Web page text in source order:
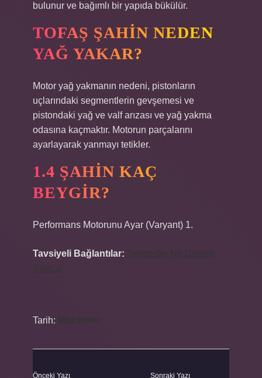
bulunur ve bağımlı bir yapıda bükülür.
TOFAŞ ŞAHIN NEDEN
YAĞ YAKAR?
Motor yağ yakmanın nedeni, pistonların
uçlarındaki segmentlerin gevşemesi ve
pistondaki yağ ve valf arızası ve yağ yakma
odasına kaçmaktır. Motorun parçalarını
ayarlayarak yanmayı tetikler.
1.4 ŞAHIN KAÇ
BEYGIR?
Performans Motorunu Ayar (Varyant) 1.
Tavsiyeli Bağlantılar:
Tarih:
Önceki Yazı Sonraki Yazı